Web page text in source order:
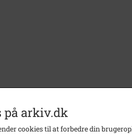
på arkiv.dk
cookies til at forbedre din